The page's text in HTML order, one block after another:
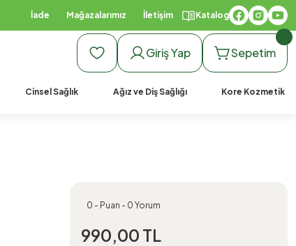
İade Mağazalarımız İletişim Katalog
Giriş Yap Sepetim
Cinsel Sağlık Ağız ve Diş Sağlığı Kore Kozmetik
0 - Puan - 0 Yorum
990,00 TL